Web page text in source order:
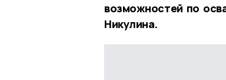
возможностей по
Никулина.